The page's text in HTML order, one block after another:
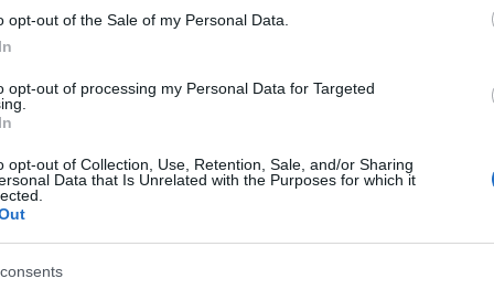
opt-out of the Sale of my Personal Data.
opt-out of processing my Personal Data for Targeted
opt-out of Collection, Use, Retention, Sale, and/or Sharing
Data that Is Unrelated with the Purposes for which it
τη συναίνεσή τους».
Panerai;
είναι μια συλλογή από ρολόγια του εφοπλιστή
ήθελε να τα πουλήσει 600 χιλιάδες ευρώ, ενώ τα
συνομιλία αναφέρεται ένα PATEK PHILIPPE ρολόι